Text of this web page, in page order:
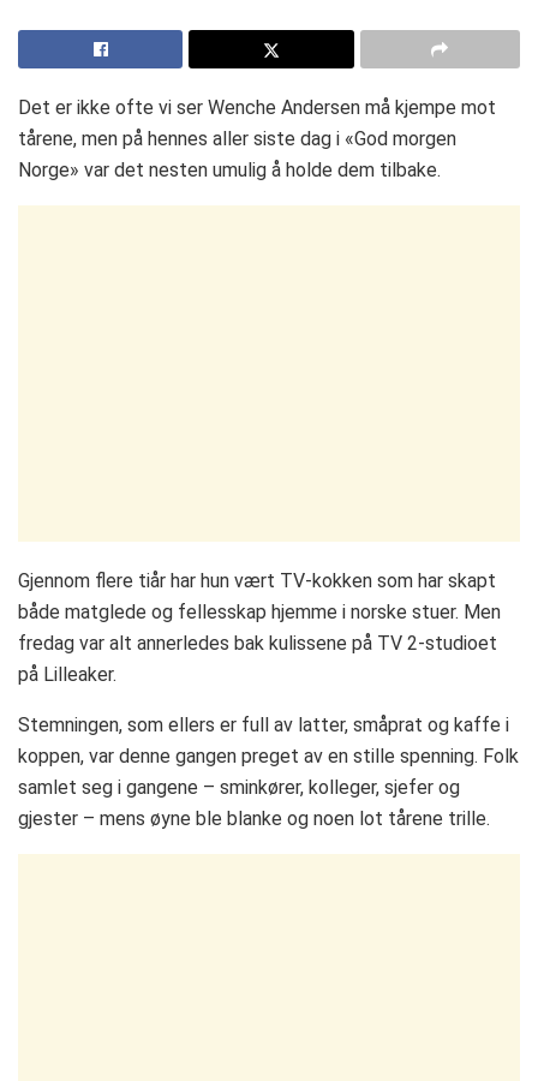
Det er ikke ofte vi ser Wenche Andersen må kjempe mot
tårene, men på hennes aller siste dag i «God morgen
Norge» var det nesten umulig å holde dem tilbake.
Gjennom flere tiår har hun vært TV-kokken som har skapt
både matglede og fellesskap hjemme i norske stuer. Men
fredag var alt annerledes bak kulissene på TV 2-studioet
på Lilleaker.
Stemningen, som ellers er full av latter, småprat og kaffe i
koppen, var denne gangen preget av en stille spenning. Folk
samlet seg i gangene – sminkører, kolleger, sjefer og
gjester – mens øyne ble blanke og noen lot tårene trille.